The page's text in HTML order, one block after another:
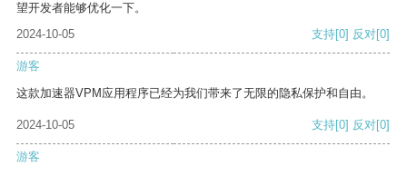
望开发者能够优化一下。
2024-10-05
支持[0] 反对[0]
游客
这款加速器VPM应用程序已经为我们带来了无限的隐私保护和自由。
2024-10-05 支持[0] 反对[0]
游客